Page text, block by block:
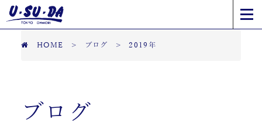
HOME > ブログ >2019年
ブログ